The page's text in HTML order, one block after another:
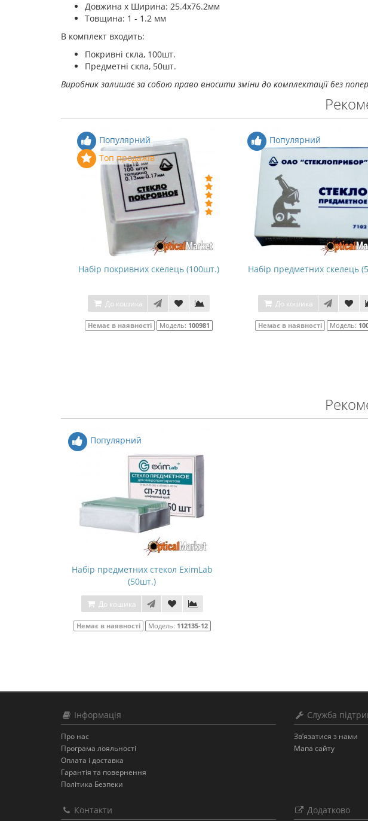
Довжина х Ширина: 25.4х76.2мм
Товщина: 1 - 1.2 мм
В комплект входить:
Покривні скла, 100шт.
Предметні скла, 50шт.
Виробник залишає за собою право вносити зміни до комплектації без
Популярний
Топ продажів
Набір покривних скелець (100шт.)
До кошика
Немає в наявності Модель: 100981
Популярний
Набір предметних скелець
До кошика
Немає в наявності Модель:
Популярний
Набір предметних стекол EximLab
(50шт.)
До кошика
Немає в наявності Модель: 112135-12
Інформація
Про нас
Програма лояльності
Оплата і доставка
Гарантія та повернення
Політика Безпеки
Служба
Зв’язатися з нами
Мапа сайту
Контакти Додатково